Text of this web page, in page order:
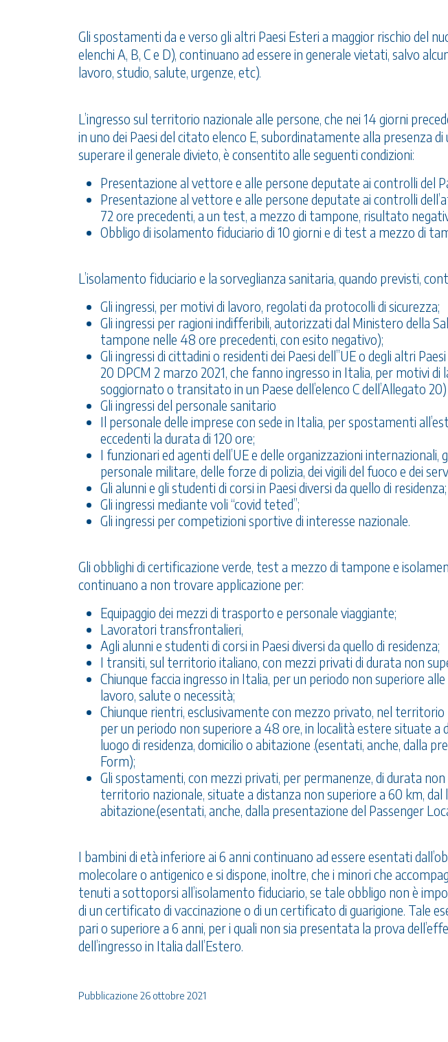
Gli spostamenti da e verso gli altri Paesi Esteri a maggior rischio del
elenchi A, B, C e D), continuano ad essere in generale vietati, salvo
lavoro, studio, salute, urgenze, etc).
L’ingresso sul territorio nazionale alle persone, che nei 14 giorni
in uno dei Paesi del citato elenco E, subordinatamente alla presenza
superare il generale divieto, è consentito alle seguenti condizioni:
Presentazione al vettore e alle persone deputate ai controlli del
Presentazione al vettore e alle persone deputate ai controlli
72 ore precedenti, a un test, a mezzo di tampone, risultato
Obbligo di isolamento fiduciario di 10 giorni e di test a mezzo di
L’isolamento fiduciario e la sorveglianza sanitaria, quando previsti,
Gli ingressi, per motivi di lavoro, regolati da protocolli di sicurezza;
Gli ingressi per ragioni indifferibili, autorizzati dal Ministero della
tampone nelle 48 ore precedenti, con esito negativo);
Gli ingressi di cittadini o residenti dei Paesi dell’’UE o degli altri
20 DPCM 2 marzo 2021, che fanno ingresso in Italia, per motivi di
soggiornato o transitato in un Paese dell’elenco C dell’Allegato 20)
Gli ingressi del personale sanitario
Il personale delle imprese con sede in Italia, per spostamenti
eccedenti la durata di 120 ore;
I funzionari ed agenti dell’UE e delle organizzazioni internazionali,
personale militare, delle forze di polizia, dei vigili del fuoco e dei
Gli alunni e gli studenti di corsi in Paesi diversi da quello di residenza;
Gli ingressi mediante voli “covid teted”;
Gli ingressi per competizioni sportive di interesse nazionale.
Gli obblighi di certificazione verde, test a mezzo di tampone e
continuano a non trovare applicazione per:
Equipaggio dei mezzi di trasporto e personale viaggiante;
Lavoratori transfrontalieri,
Agli alunni e studenti di corsi in Paesi diversi da quello di residenza;
I transiti, sul territorio italiano, con mezzi privati di durata non
Chiunque faccia ingresso in Italia, per un periodo non superiore
lavoro, salute o necessità;
Chiunque rientri, esclusivamente con mezzo privato, nel territorio
per un periodo non superiore a 48 ore, in località estere situate a
luogo di residenza, domicilio o abitazione .(esentati, anche, dalla
Form);
Gli spostamenti, con mezzi privati, per permanenze, di durata
territorio nazionale, situate a distanza non superiore a 60 km, dal
abitazione.(esentati, anche, dalla presentazione del Passenger
I bambini di età inferiore ai 6 anni continuano ad essere esentati
molecolare o antigenico e si dispone, inoltre, che i minori che
tenuti a sottoporsi all’isolamento fiduciario, se tale obbligo non è
di un certificato di vaccinazione o di un certificato di guarigione. Tale
pari o superiore a 6 anni, per i quali non sia presentata la prova
dell’ingresso in Italia dall’Estero.
Pubblicazione 26 ottobre 2021